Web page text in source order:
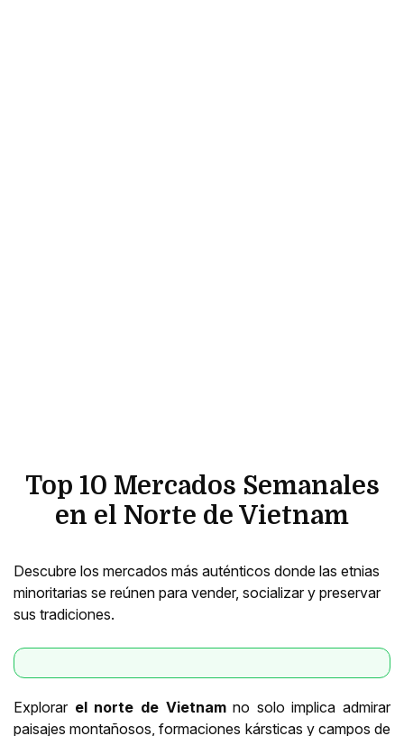
Top 10 Mercados Semanales
en el Norte de Vietnam
Descubre los mercados más auténticos donde las etnias
minoritarias se reúnen para vender, socializar y preservar
sus tradiciones.
Explorar el norte de Vietnamno solo implica admirar
paisajes montañosos, formaciones kársticas y campos de